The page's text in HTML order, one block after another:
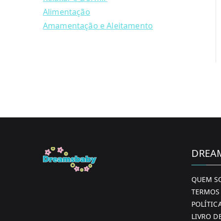
Alimentação
Amamentação e Aleitamento
QUEM
LIVRO